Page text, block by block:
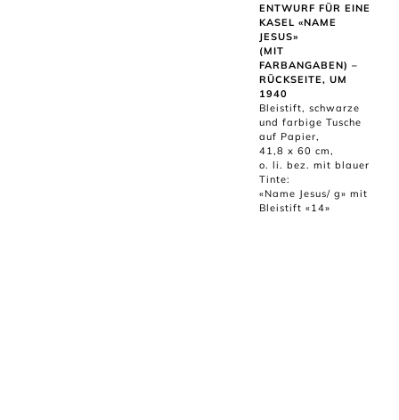
ENTWURF FÜR EINE
KASEL «NAME
JESUS»
(MIT
FARBANGABEN) –
RÜCKSEITE, UM
1940
Bleistift, schwarze
und farbige Tusche
auf Papier,
41,8 x 60 cm,
o. li. bez. mit blauer
Tinte:
«Name Jesus/ g» mit
Bleistift «14»